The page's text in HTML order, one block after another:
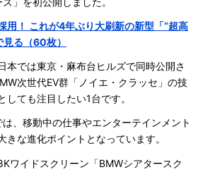
用！ これが4年ぶり大刷新の新型「“超高
る（60枚）
では東京・麻布台ヒルズで同時公開さ
次世代EV群「ノイエ・クラッセ」の技
ても注目したい1台です。
、移動中の仕事やエンターテインメント
な進化ポイントとなっています。
ワイドスクリーン「BMWシアタースク